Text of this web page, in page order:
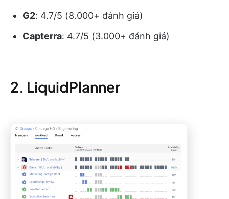
G2: 4.7/5 (8.000+ đánh giá)
Capterra: 4.7/5 (3.000+ đánh giá)
2. LiquidPlanner